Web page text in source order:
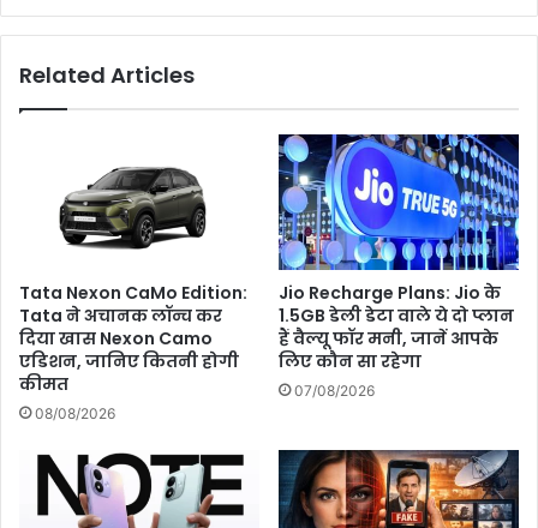
तो
Mosquito
Related Articles
Tata Nexon CaMo Edition:
Tata ने अचानक लॉन्च कर
दिया खास Nexon Camo
एडिशन, जानिए कितनी होगी
कीमत
08/08/2026
Jio Recharge Plans: Jio के
1.5GB डेली डेटा वाले ये दो प्लान
हैं वैल्यू फॉर मनी, जानें आपके
लिए कौन सा रहेगा
07/08/2026